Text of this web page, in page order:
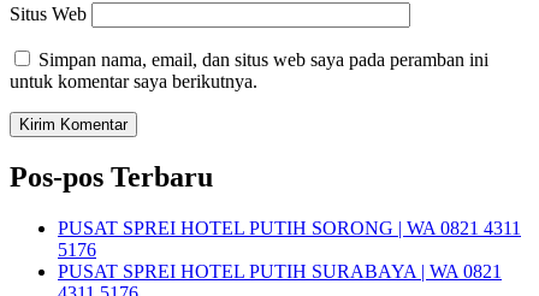
Situs Web
Simpan nama, email, dan situs web saya pada peramban ini
untuk komentar saya berikutnya.
Pos-pos Terbaru
PUSAT SPREI HOTEL PUTIH SORONG | WA 0821 4311
5176
PUSAT SPREI HOTEL PUTIH SURABAYA | WA 0821